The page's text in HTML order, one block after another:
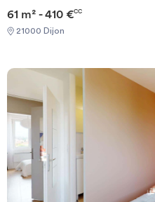
Garantie Visale obligatoirement
[ENG] CHECK-IN CAN ONLY BE DONE ON WEEKDAYS AND
61 m² - 410 €CC
21000 Dijon